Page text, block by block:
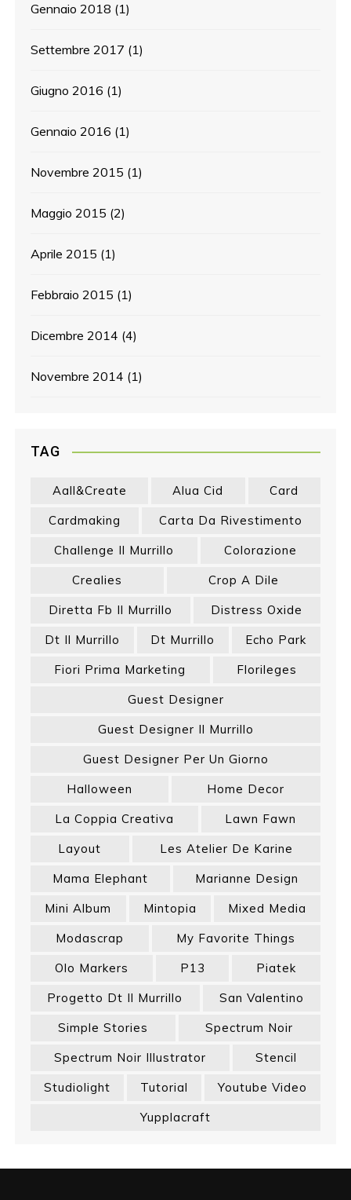
Gennaio 2018 (1)
Settembre 2017 (1)
Giugno 2016 (1)
Gennaio 2016 (1)
Novembre 2015 (1)
Maggio 2015 (2)
Aprile 2015 (1)
Febbraio 2015 (1)
Dicembre 2014 (4)
Novembre 2014 (1)
TAG
Aall&create Alua Cid
Card
Cardmaking
Carta Da Rivestimento
Challenge Il Murrillo
Colorazione
Crealies
Crop A Dile
Diretta Fb Il Murrillo
Distress Oxide
Dt Il Murrillo
Dt Murrillo
Echo Park
Fiori Prima Marketing
Florileges
Guest Designer
Guest Designer Il Murrillo
Guest Designer Per Un Giorno
Halloween
Home Decor
La Coppia Creativa
Lawn Fawn
Layout
Les Atelier De Karine
Mama Elephant
Marianne Design
Mini Album
Mintopia
Mixed Media
Modascrap
My Favorite Things
Olo Markers
P13
Piatek
Progetto Dt Il Murrillo
San Valentino
Simple Stories
Spectrum Noir
Spectrum Noir Illustrator
Stencil
Studiolight
Tutorial
Youtube Video
Yupplacraft